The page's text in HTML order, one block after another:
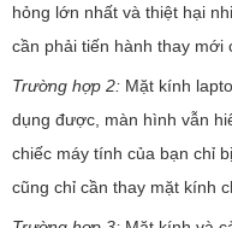
hỏng lớn nhất và thiệt hại
cần phải tiến hành thay mới
Trường hợp 2: Mặt kính
dụng được, màn hình vẫn
chiếc máy tính của bạn chỉ
cũng chỉ cần thay mặt kính